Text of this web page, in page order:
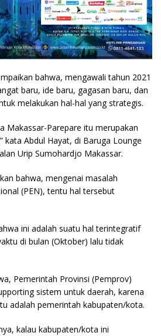
bahwa, mengawali tahun 2021
baru, ide baru, gagasan baru, dan
melakukan hal-hal yang strategis.
Makassar-Parepare itu merupakan
kata Abdul Hayat, di Baruga Lounge
Urip Sumohardjo Makassar.
bahwa, mengenai masalah
(PEN), tentu hal tersebut
ini adalah suatu hal terintegratif
di bulan (Oktober) lalu tidak
Pemerintah Provinsi (Pemprov)
sistem untuk daerah, karena
adalah pemerintah kabupaten/kota.
kalau kabupaten/kota ini